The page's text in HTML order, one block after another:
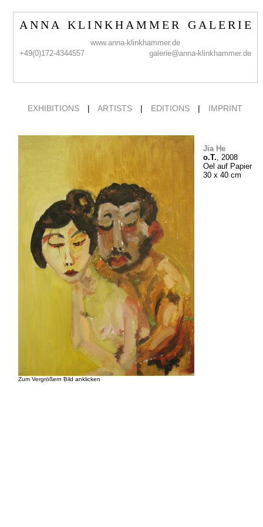
A N N A K L I N K H A M M E R G A L E R I E
www.anna-klinkhammer.de
+49(0)172-4344557
galerie@anna-klinkhammer.de
EXHIBITIONS | ARTISTS | EDITIONS | IMPRINT
Zum Vergrößern Bild anklicken
Jia He
o.T., 2008
Oel auf Papier
30 x 40 cm